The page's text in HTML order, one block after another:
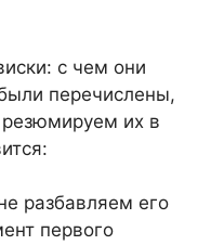
с чем они
перечислены,
их в
разбавляем его
первого